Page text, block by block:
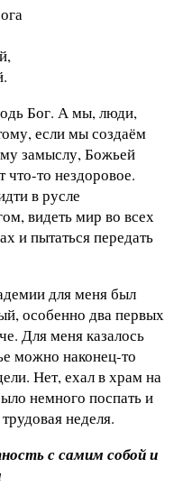
Бог. А мы, люди,
если мы создаём
замыслу, Божьей
что-то нездоровое.
в русле
видеть мир во всех
и пытаться передать
для меня был
особенно два первых
Для меня казалось
можно наконец-то
Нет, ехал в храм на
немного поспать и
неделя.
с самим собой и